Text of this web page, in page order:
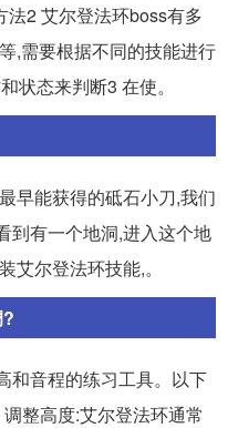
法2 艾尔登法环boss有多
,需要根据不同的技能进行
状态来判断3 在使。
早能获得的砥石小刀,我们
到有一个地洞,进入这个地
艾尔登法环技能,。
和音程的练习工具。以下
整高度:艾尔登法环通常